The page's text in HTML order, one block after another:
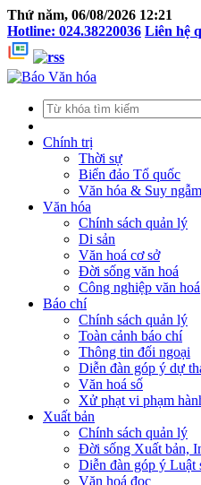
Thứ năm, 06/08/2026 12:21
Hotline: 024.38220036 Liên hệ
Chính trị
Thời sự
Biển đảo Tổ quốc
Văn hóa & Suy ngẫm
Văn hóa
Chính sách quản lý
Di sản
Văn hoá cơ sở
Đời sống văn hoá
Công nghiệp văn hoá
Báo chí
Chính sách quản lý
Toàn cảnh báo chí
Thông tin đối ngoại
Diễn đàn góp ý dự
Văn hoá số
Xử phạt vi phạm
Xuất bản
Chính sách quản lý
Đời sống Xuất bản,
Diễn đàn góp ý Luật
Văn hoá đọc